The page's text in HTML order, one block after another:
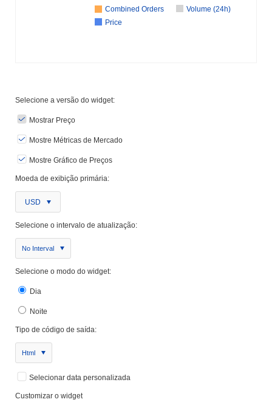
Combined Orders
Volume (24h)
Price
Selecione a versão do widget:
Mostrar Preço
Mostre Métricas de Mercado
Mostre Gráfico de Preços
Moeda de exibição primária:
USD
Selecione o intervalo de atualização:
No Interval
Selecione o modo do widget:
Dia
Noite
Tipo de código de saída:
Html
Selecionar data personalizada
Customizar o widget